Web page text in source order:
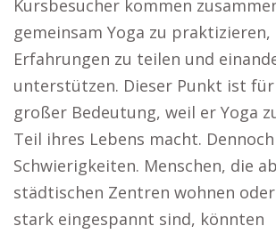
Kursbesucher kommen
gemeinsam Yoga zu praktizieren,
Erfahrungen zu teilen und
unterstützen. Dieser Punkt ist für
großer Bedeutung, weil er Yoga
Teil ihres Lebens macht.
Schwierigkeiten. Menschen, die
städtischen Zentren wohnen
stark eingespannt sind, könnten